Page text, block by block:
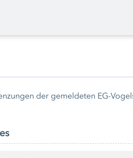
der gemeldeten EG-